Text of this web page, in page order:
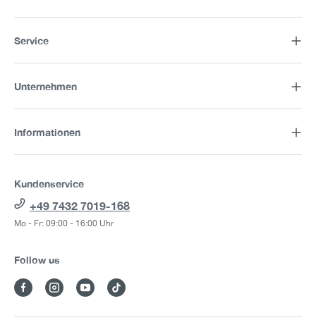
Service
Unternehmen
Informationen
Kundenservice
+49 7432 7019-168
Mo - Fr: 09:00 - 16:00 Uhr
Follow us